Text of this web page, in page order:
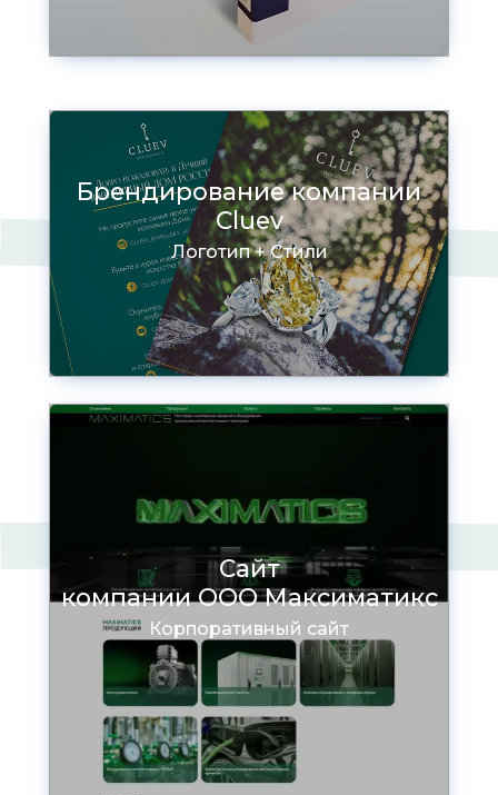
Брендирование компании
Cluev
Логотип + Стили
Сайт
компании ООО Максиматикс
Корпоративный сайт